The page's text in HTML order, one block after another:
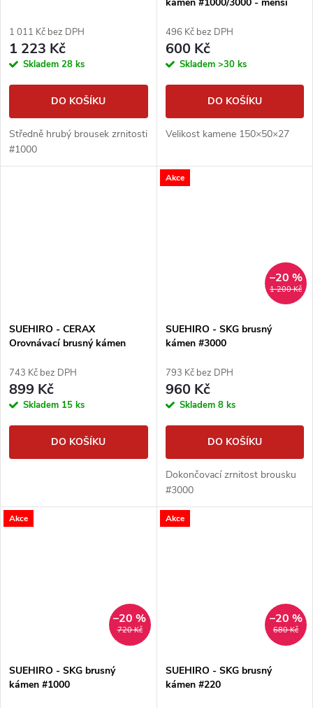
1 011 Kč bez DPH
1 223 Kč
Skladem 28 ks
DO KOŠÍKU
Středně hrubý brousek zrnitosti
#1000
496 Kč bez DPH
600 Kč
Skladem >30 ks
DO KOŠÍKU
Velikost kamene 150×50×27
SUEHIRO - CERAX
Orovnávací brusný kámen
743 Kč bez DPH
899 Kč
Skladem 15 ks
DO KOŠÍKU
Akce
1 200 Kč
–20 %
SUEHIRO - SKG brusný
kámen #3000
793 Kč bez DPH
960 Kč
Skladem 8 ks
DO KOŠÍKU
Dokončovací zrnitost brousku
#3000
Akce
720 Kč
–20 %
SUEHIRO - SKG brusný
kámen #1000
Akce
680 Kč
–20 %
SUEHIRO - SKG brusný
kámen #220